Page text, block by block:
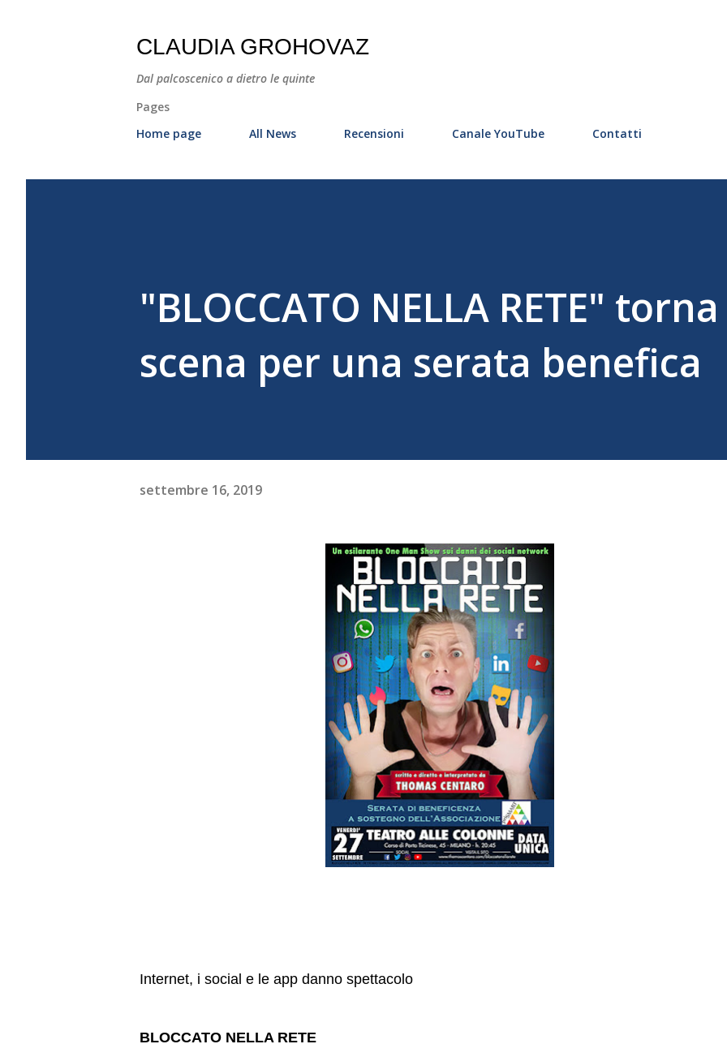
CLAUDIA GROHOVAZ
Dal palcoscenico a dietro le quinte
Pages
Home page
All News Recensioni Canale YouTube Contatti
"BLOCCATO NELLA RETE"
scena per una serata benefica
settembre 16, 2019
Internet, i social e le app danno spettacolo
BLOCCATO NELLA RETE